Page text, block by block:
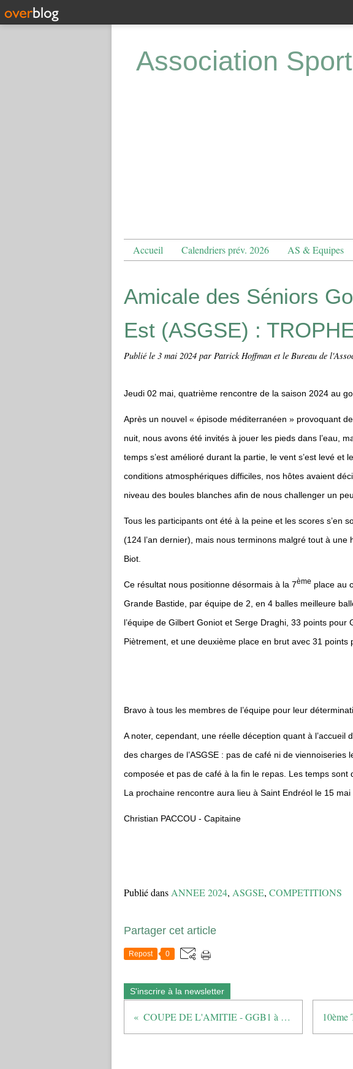
Association
Accueil Calendriers prév. 2026 AS & Equipes
Amicale des Séniors
Est (ASGSE) :
Publié le 3 mai 2024 par Patrick Hoffman et le Bureau de
Jeudi 02 mai, quatrième rencontre de la saison 2024 au
Après un nouvel « épisode méditerranéen » provoquant
nuit, nous avons été invités à jouer les pieds dans l’eau,
temps s’est amélioré durant la partie, le vent s’est levé et
conditions atmosphériques difficiles, nos hôtes avaient
niveau des boules blanches afin de nous challenger un
Tous les participants ont été à la peine et les scores s’en
(124 l’an dernier), mais nous terminons malgré tout à une
Biot.
Ce résultat nous positionne désormais à la 7ème place au
Grande Bastide, par équipe de 2, en 4 balles meilleure
l’équipe de Gilbert Goniot et Serge Draghi, 33 points pour
Piètrement, et une deuxième place en brut avec 31 points
Bravo à tous les membres de l’équipe pour leur
A noter, cependant, une réelle déception quant à l’accueil
des charges de l’ASGSE : pas de café ni de
composée et pas de café à la fin le repas. Les temps sont
La prochaine rencontre aura lieu à Saint Endréol le 15 mai
Christian PACCOU - Capitaine
Publié dans ANNEE 2024, ASGSE, COMPETITIONS
Partager cet article
Repost 0
S'inscrire à la newsletter
COUPE DE L'AMITIE - GGB1 à Valgarde